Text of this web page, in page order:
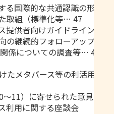
る国際的な共通認識の形成…
取組（標準化等… 47
提供者向けガイドライン（
の継続的フォローアップ… 47
係についての調査等… 48
たメタバース等の利活用に
～11）に寄せられた意見
利用に関する座談会